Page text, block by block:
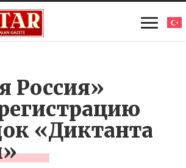
Россия»
«Диктанта